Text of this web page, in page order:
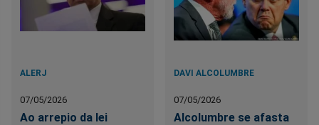
ALERJ
07/05/2026
Ao arrepio da lei
DAVI ALCOLUMBRE
07/05/2026
Alcolumbre se afasta